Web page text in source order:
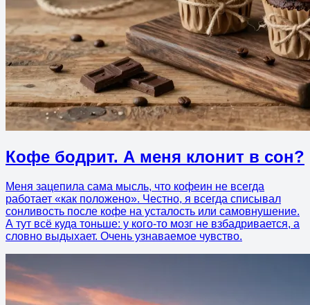
Кофе бодрит. А меня клонит в сон?
Меня зацепила сама мысль, что кофеин не всегда
работает «как положено». Честно, я всегда списывал
сонливость после кофе на усталость или самовнушение.
А тут всё куда тоньше: у кого-то мозг не взбадривается, а
словно выдыхает. Очень узнаваемое чувство.